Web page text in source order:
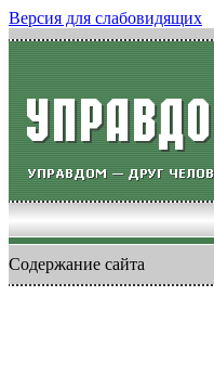
Версия для слабовидящих
Содержание сайта